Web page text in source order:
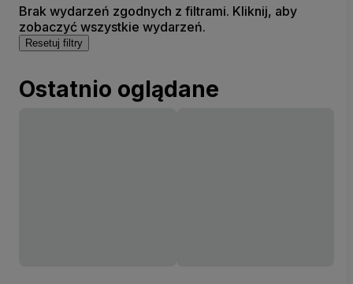
Brak wydarzeń zgodnych z filtrami. Kliknij, aby
zobaczyć wszystkie wydarzeń.
Resetuj filtry
Ostatnio oglądane